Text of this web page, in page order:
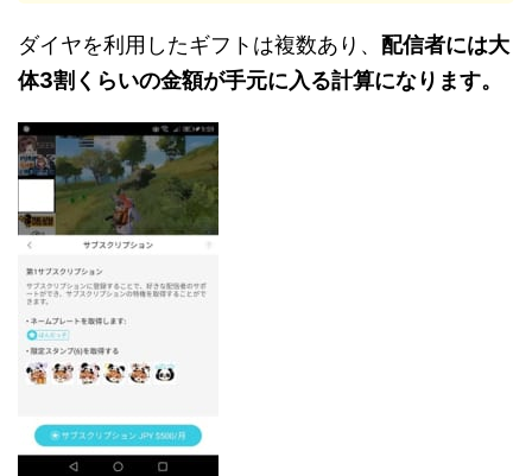
ダイヤを利用したギフトは複数あり、 配信者には大
体3割くらいの金額が手元に入る計算になります。